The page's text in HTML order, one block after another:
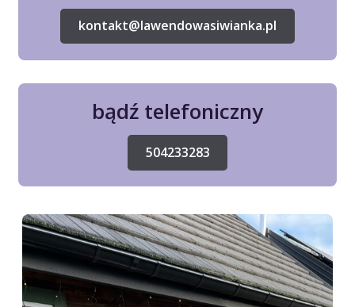
kontakt@lawendowasiwianka.pl
bądź telefoniczny
504233283